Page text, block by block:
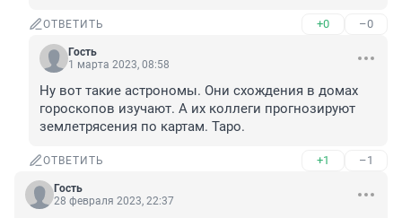
ОТВЕТИТЬ +0 –0
Гость
1 марта 2023, 08:58
Ну вот такие астрономы. Они схождения в домах
гороскопов изучают. А их коллеги прогнозируют
землетрясения по картам. Таро.
ОТВЕТИТЬ +1 –1
Гость
28 февраля 2023, 22:37